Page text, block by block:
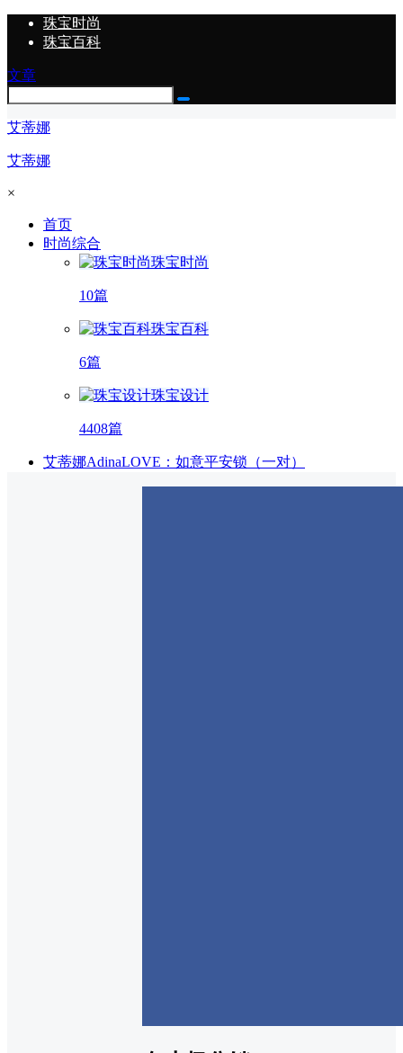
珠宝时尚
珠宝百科
文章
艾蒂娜
艾蒂娜
×
首页
时尚综合
珠宝时尚
10篇
珠宝百科
6篇
珠宝设计
4408篇
艾蒂娜AdinaLOVE：如意平安锁（一对）